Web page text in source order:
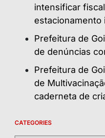
intensificar
estacionamento
Prefeitura de
de denúncias
Prefeitura de
de
caderneta de
CATEGORIES